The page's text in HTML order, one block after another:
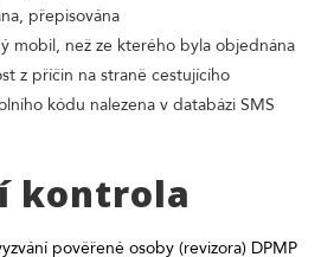
přepisována
mobil, než ze kterého byla objednána
z příčin na straně cestujícího
kódu nalezena v databázi SMS
kontrola
pověřené osoby (revizora) DPMP